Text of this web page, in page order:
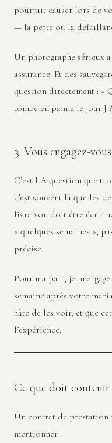
pourrait causer lors de
— la perte ou la
Un photographe sérieux
assurance. Et des
question directement : «
tombe en panne le jour J
3. Vous engagez-
C’est LA question que
c’est souvent là que les
livraison doit être écrit
« quelques semaines »,
précise.
Pour ma part, je
semaine après votre
hâte de les voir, et que
l’expérience.
Ce que doit
Un contrat de prestation
mentionner :